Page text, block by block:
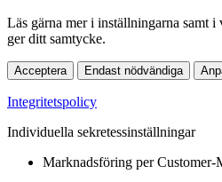
Läs gärna mer i inställningarna samt i
ger ditt samtycke.
Acceptera Endast nödvändiga
Integritetspolicy
Individuella sekretessinställningar
Marknadsföring per Customer-